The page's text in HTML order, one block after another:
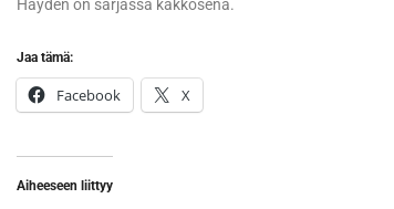
Hayden on sarjassa kakkosena.
Jaa tämä:
Facebook X
Aiheeseen liittyy